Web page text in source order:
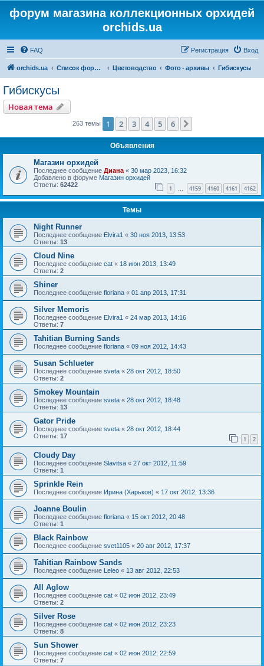
форум магазина коллекционных орхидей
orchids.ua
FAQ Вход
Регистрация
orchids.ua Список форумов Цветоводство Фото - архивы Гибискусы
Гибискусы
Новая тема
263 темы 1 2 3 4 5 6
Объявления
Магазин орхидей
Последнее сообщение Диана « 30 мар 2023, 16:32
Добавлено в форуме Магазин орхидей
Ответы: 62422 1 … 4159 4160 4161 4162
Темы
Night Runner
Последнее сообщение Elvira1 « 30 ноя 2013, 13:53
Ответы: 13
Cloud Nine
Последнее сообщение cat « 18 июн 2013, 13:49
Ответы: 2
Shiner
Последнее сообщение floriana « 01 апр 2013, 17:31
Silver Memoris
Последнее сообщение Elvira1 « 24 мар 2013, 14:16
Ответы: 7
Tahitian Burning Sands
Последнее сообщение floriana « 09 ноя 2012, 14:43
Susan Schlueter
Последнее сообщение sveta « 28 окт 2012, 18:50
Ответы: 2
Smokey Mountain
Последнее сообщение sveta « 28 окт 2012, 18:48
Ответы: 13
Gator Pride
Последнее сообщение sveta « 28 окт 2012, 18:44
Ответы: 17 1 2
Cloudy Day
Последнее сообщение Slavitsa « 27 окт 2012, 11:59
Ответы: 1
Sprinkle Rein
Последнее сообщение Ирина (Харьков) « 17 окт 2012, 13:36
Joanne Boulin
Последнее сообщение floriana « 15 окт 2012, 20:48
Ответы: 1
Black Rainbow
Последнее сообщение svet1105 « 20 авг 2012, 17:37
Tahitian Rainbow Sands
Последнее сообщение Leleo « 13 авг 2012, 22:53
All Aglow
Последнее сообщение cat « 02 июн 2012, 23:49
Ответы: 2
Silver Rose
Последнее сообщение cat « 02 июн 2012, 23:23
Ответы: 8
Sun Shower
Последнее сообщение cat « 02 июн 2012, 22:59
Ответы: 7